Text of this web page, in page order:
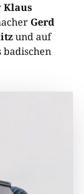
Klaus
Gerd
und auf
badischen